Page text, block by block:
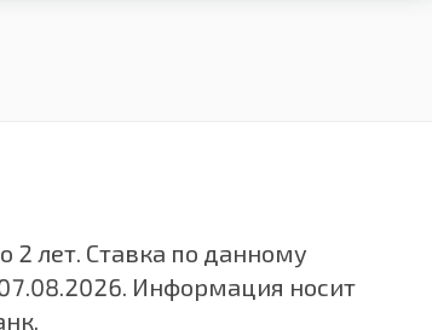
2 лет. Ставка по данному
Информация носит